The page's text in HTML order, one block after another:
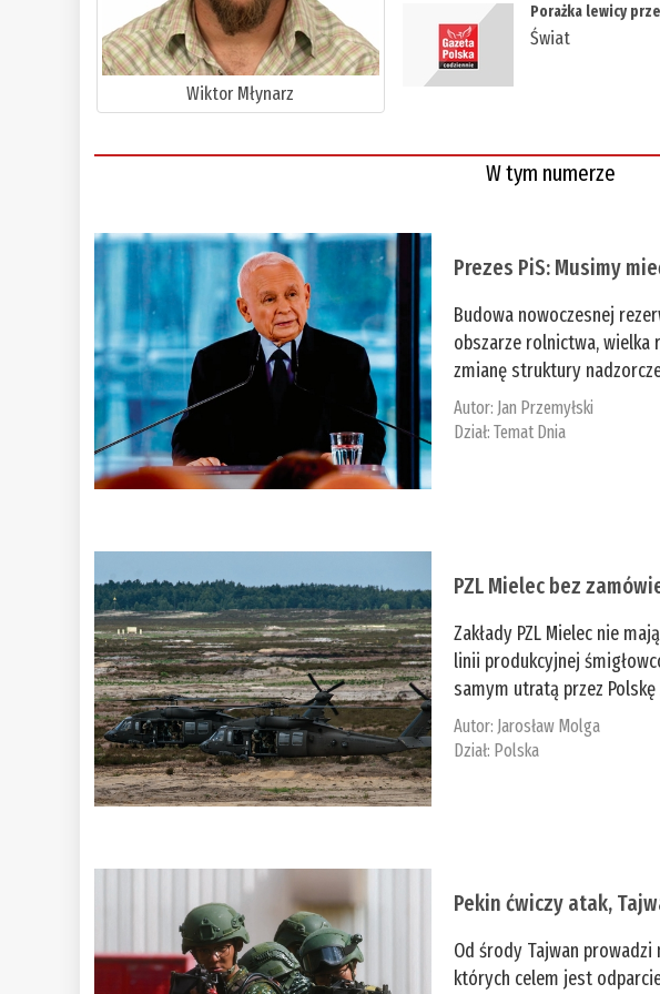
Wiktor Młynarz
Porażka lewicy
Świat
W tym numerze
Prezes PiS: Musimy
Budowa nowoczesnej
obszarze rolnictwa, wielka
zmianę struktury
Autor: Jan Przemyłski
Dział:Temat Dnia
PZL Mielec bez
Zakłady PZL Mielec nie
linii produkcyjnej
samym utratą przez
Autor: Jarosław Molga
Dział: Polska
Pekin ćwiczy atak,
Od środy Tajwan
których celem jest